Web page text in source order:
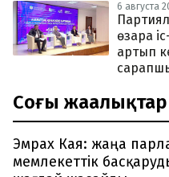
6 августа
өзара
артып
Соңғы жаңалықтар
Эмрах Кая: жаңа
мемлекеттік